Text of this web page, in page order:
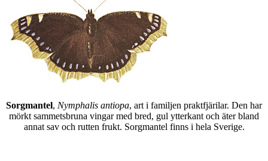
Sorgmantel, Nymphalis antiopa, art i familjen praktfjärilar. Den har
mörkt sammetsbruna vingar med bred, gul ytterkant och äter bland
annat sav och rutten frukt. Sorgmantel finns i hela Sverige.